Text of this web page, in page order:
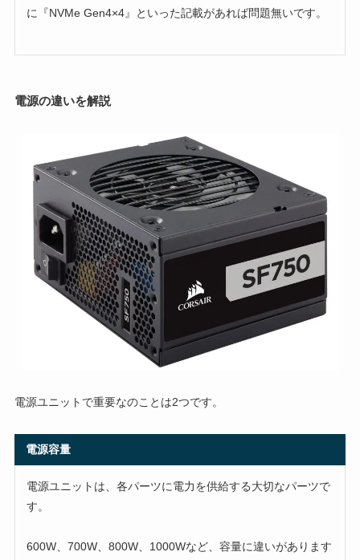
に『NVMe Gen4×4』といった記載があれば問題無いです。
電源の違いを解説
電源ユニットで重要なのことは2つです。
電源容量
電源ユニットは、各パーツに電力を供給する大切なパーツで
す。
600W、700W、800W、1000Wなど、容量に違いがあります